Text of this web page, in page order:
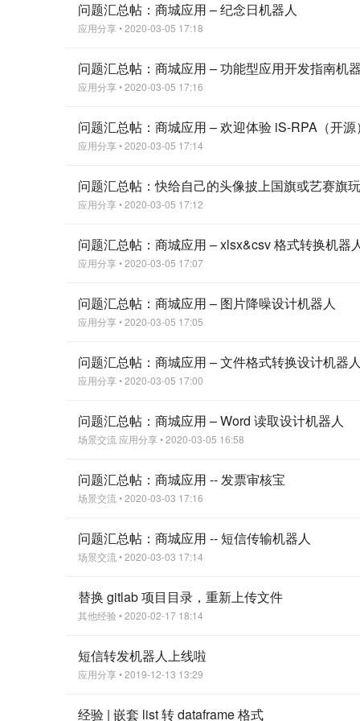
问题汇总帖：商城应用 – 纪念日机器人
应用分享• 2020-03-05 17:18
问题汇总帖：商城应用 – 功能型应用开发指南机
应用分享• 2020-03-05 17:16
问题汇总帖：商城应用 – 欢迎体验 iS-RPA（开源）
应用分享• 2020-03-05 17:14
问题汇总帖：快给自己的头像披上国旗或艺赛旗
应用分享• 2020-03-05 17:12
问题汇总帖：商城应用 – xlsx&csv 格式转换机器
应用分享• 2020-03-05 17:07
问题汇总帖：商城应用 – 图片降噪设计机器人
应用分享• 2020-03-05 17:05
问题汇总帖：商城应用 – 文件格式转换设计机器人
应用分享• 2020-03-05 17:00
问题汇总帖：商城应用 – Word 读取设计机器人
场景交流 应用分享• 2020-03-05 16:58
问题汇总帖：商城应用 -- 发票审核宝
场景交流 • 2020-03-03 17:16
问题汇总帖：商城应用 -- 短信传输机器人
场景交流 • 2020-03-03 17:14
替换 gitlab 项目目录，重新上传文件
其他经验 • 2020-02-17 18:14
短信转发机器人上线啦
应用分享• 2019-12-13 13:29
经验 | 嵌套 list 转 dataframe 格式